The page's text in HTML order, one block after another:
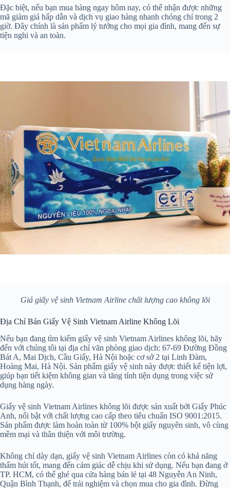
Đặc biệt, nếu bạn mua hàng ngay hôm nay, có thể nhận được những
mã giảm giá hấp dẫn và dịch vụ giao hàng nhanh chóng chỉ trong 2
giờ. Đây chính là sản phẩm lý tưởng cho mọi gia đình, mang đến sự
tiện nghi và an toàn.
Giá giấy vệ sinh Vietnam Airline chất lượng cao không lõi
Địa Chỉ Bán Giấy Vệ Sinh Vietnam Airline Không Lõi
Nếu bạn đang tìm kiếm giấy vệ sinh Vietnam Airlines không lõi, hãy
đến với chúng tôi tại địa chỉ văn phòng giao dịch: 67-69 Đường Đồng
Bát A, Mai Dịch, Cầu Giấy, Hà Nội hoặc cơ sở 2 tại Linh Đàm,
Hoàng Mai, Hà Nội. Sản phẩm giấy vệ sinh này được thiết kế tiện lợi,
giúp bạn tiết kiệm không gian và tăng tính tiện dụng trong việc sử
dụng hàng ngày.
Giấy vệ sinh Vietnam Airlines không lõi được sản xuất bởi Giấy Phúc
Anh, nổi bật với chất lượng cao cấp theo tiêu chuẩn ISO 9001:2015.
Sản phẩm được làm hoàn toàn từ 100% bột giấy nguyên sinh, vô cùng
mềm mại và thân thiện với môi trường.
Không chỉ dày dạn, giấy vệ sinh Vietnam Airlines còn có khả năng
thấm hút tốt, mang đến cảm giác dễ chịu khi sử dụng. Nếu bạn đang ở
TP. HCM, có thể ghé qua cửa hàng bán lẻ tại 48 Nguyễn An Ninh,
Quận Bình Thạnh, để trải nghiệm và chọn mua cho gia đình. Đừng